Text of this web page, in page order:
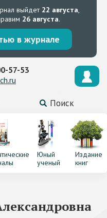
выйдет 22 августа,
26 августа.
в журнале
Поиск
57-53
Юный
ученый
Издание
книг